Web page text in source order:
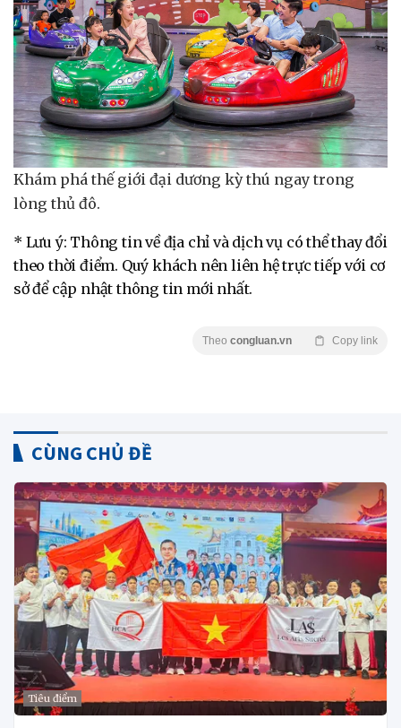
Khám phá thế giới đại dương kỳ thú ngay trong
lòng thủ đô.
* Lưu ý: Thông tin về địa chỉ và dịch vụ có thể thay đổi
theo thời điểm. Quý khách nên liên hệ trực tiếp với cơ
sở để cập nhật thông tin mới nhất.
Theo congluan.vn Copy link
CÙNG CHỦ ĐỀ
Tiêu điểm